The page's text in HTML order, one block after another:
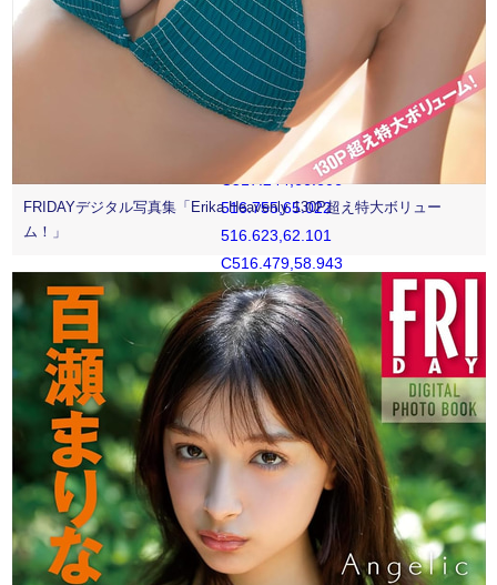
C521.94,72.803
520.942,72.155
519.894,71.106
C518.846,70.057
518.197,69.06
517.654,67.663
C517.244,66.606
516.755,65.022
516.623,62.101
C516.479,58.943
516.448,57.996
516.448,50
C516.448,42.003
516.479,41.056
516.623,37.899
C516.755,34.978
517.244,33.391
517.654,32.338
C518.197,30.938
518.846,29.942
519.894,28.894
FRIDAYデジタル写真集「Erika Heavenly 130P超え特大ボリュー
ム！」